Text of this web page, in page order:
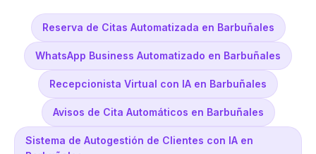
Reserva de Citas Automatizada en Barbuñales
WhatsApp Business Automatizado en Barbuñales
Recepcionista Virtual con IA en Barbuñales
Avisos de Cita Automáticos en Barbuñales
Sistema de Autogestión de Clientes con IA en